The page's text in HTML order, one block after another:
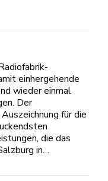
einhergehende
wieder einmal
Der
für die
die das
in…